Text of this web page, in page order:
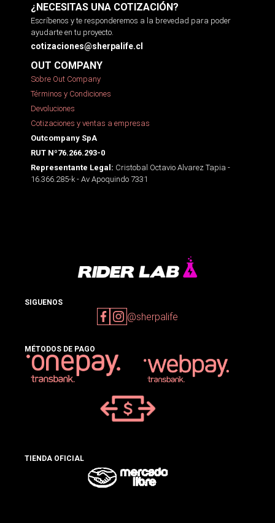
¿NECESITAS UNA COTIZACIÓN?
Escríbenos y te responderemos a la brevedad para poder
ayudarte en tu proyecto.
cotizaciones@sherpalife.cl
OUT COMPANY
Sobre Out Company
Términos y Condiciones
Devoluciones
Cotizaciones y ventas a empresas
Outcompany SpA
RUT Nº76.266.293-0
Representante Legal: Cristobal Octavio Alvarez Tapia -
16.366.285-k - Av Apoquindo 7331
SIGUENOS
@sherpalife
MÉTODOS DE PAGO
TIENDA OFICIAL